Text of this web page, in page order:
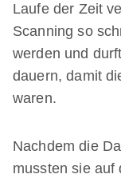
Laufe der Zeit
Scanning so
werden und
dauern, damit
waren.
Nachdem die
mussten sie auf